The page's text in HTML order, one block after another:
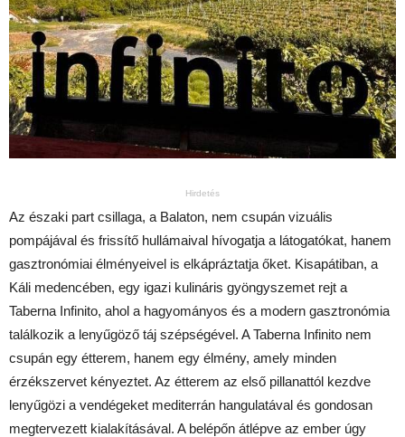
Hirdetés
Az északi part csillaga, a Balaton, nem csupán vizuális
pompájával és frissítő hullámaival hívogatja a látogatókat, hanem
gasztronómiai élményeivel is elkápráztatja őket. Kisapátiban, a
Káli medencében, egy igazi kulináris gyöngyszemet rejt a
Taberna Infinito, ahol a hagyományos és a modern gasztronómia
találkozik a lenyűgöző táj szépségével. A Taberna Infinito nem
csupán egy étterem, hanem egy élmény, amely minden
érzékszervet kényeztet. Az étterem az első pillanattól kezdve
lenyűgözi a vendégeket mediterrán hangulatával és gondosan
megtervezett kialakításával. A belépőn átlépve az ember úgy